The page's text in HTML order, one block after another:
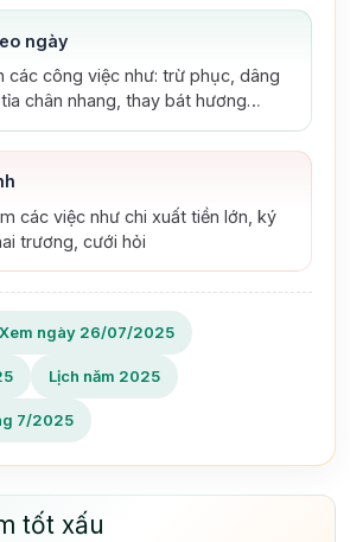
ngày
các công việc như: trừ phục, dâng
chân nhang, thay bát hương…
các việc như chi xuất tiền lớn, ký
trương, cưới hỏi
Xem ngày 26/07/2025
Lịch năm 2025
7/2025
tốt xấu